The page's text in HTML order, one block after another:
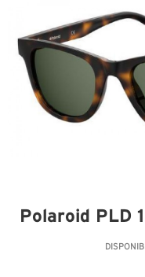
Polaroid PLD